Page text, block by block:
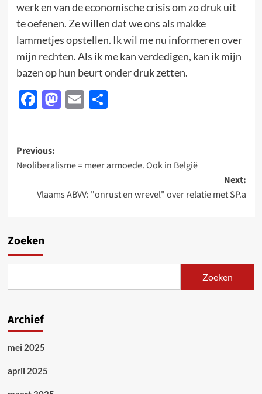
werk en van de economische crisis om zo druk uit
te oefenen. Ze willen dat we ons als makke
lammetjes opstellen. Ik wil me nu informeren over
mijn rechten. Als ik me kan verdedigen, kan ik mijn
bazen op hun beurt onder druk zetten.
Facebook
Mastodon
EmailDelen
Post
navigation
Previous:
Neoliberalisme = meer armoede. Ook in België
Next:
Vlaams ABVV: "onrust en wrevel" over relatie met SP.a
Zoeken
Zoeken
Archief
mei 2025
april 2025